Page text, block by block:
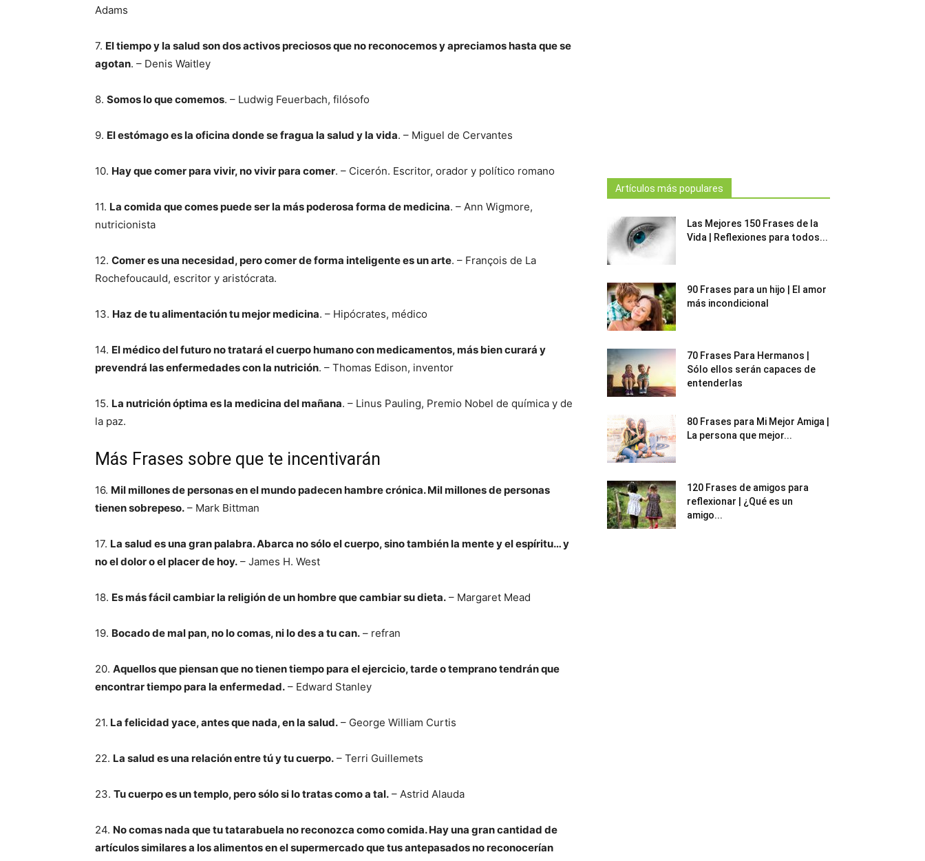
Adams
7. El tiempo y la salud son dos activos preciosos que no reconocemos y apreciamos hasta que se
agotan. – Denis Waitley
8. Somos lo que comemos. – Ludwig Feuerbach, filósofo
9. El estómago es la oficina donde se fragua la salud y la vida. – Miguel de Cervantes
10. Hay que comer para vivir, no vivir para comer. – Cicerón. Escritor, orador y político romano
11. La comida que comes puede ser la más poderosa forma de medicina. – Ann Wigmore,
nutricionista
12. Comer es una necesidad, pero comer de forma inteligente es un arte. – François de La
Rochefoucauld, escritor y aristócrata.
13. Haz de tu alimentación tu mejor medicina. – Hipócrates, médico
14. El médico del futuro no tratará el cuerpo humano con medicamentos, más bien curará y
prevendrá las enfermedades con la nutrición. – Thomas Edison, inventor
15. La nutrición óptima es la medicina del mañana. – Linus Pauling, Premio Nobel de química y de
la paz.
Más Frases sobre que te incentivarán
16. Mil millones de personas en el mundo padecen hambre crónica. Mil millones de personas
tienen sobrepeso. – Mark Bittman
17. La salud es una gran palabra. Abarca no sólo el cuerpo, sino también la mente y el espíritu… y
no el dolor o el placer de hoy. – James H. West
18. Es más fácil cambiar la religión de un hombre que cambiar su dieta. – Margaret Mead
19. Bocado de mal pan, no lo comas, ni lo des a tu can. – refran
20. Aquellos que piensan que no tienen tiempo para el ejercicio, tarde o temprano tendrán que
encontrar tiempo para la enfermedad. – Edward Stanley
21. La felicidad yace, antes que nada, en la salud. – George William Curtis
22. La salud es una relación entre tú y tu cuerpo. – Terri Guillemets
23. Tu cuerpo es un templo, pero sólo si lo tratas como a tal. – Astrid Alauda
24. No comas nada que tu tatarabuela no reconozca como comida. Hay una gran cantidad de
artículos similares a los alimentos en el supermercado que tus antepasados ​​no reconocerían
Artículos más populares
Las Mejores 150 Frases de la
Vida | Reflexiones para todos...
90 Frases para un hijo | El amor
más incondicional
70 Frases Para Hermanos |
Sólo ellos serán capaces de
entenderlas
80 Frases para Mi Mejor Amiga |
La persona que mejor...
120 Frases de amigos para
reflexionar | ¿Qué es un
amigo...